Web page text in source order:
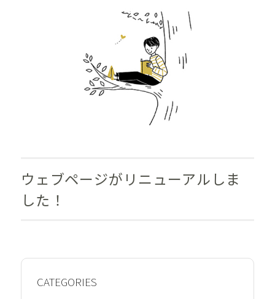
ウェブページがリニューアルしま
した！
CATEGORIES